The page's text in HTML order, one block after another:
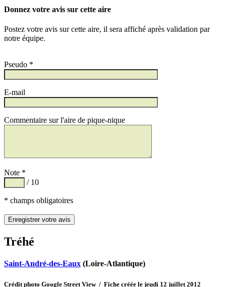
Donnez votre avis sur cette aire
Postez votre avis sur cette aire, il sera affiché après validation par
notre équipe.
Pseudo *
E-mail
Commentaire sur l'aire de pique-nique
Note *
/ 10
* champs obligatoires
Tréhé
Saint-André-des-Eaux (Loire-Atlantique)
Crédit photo Google Street View / Fiche créée le jeudi 12 juillet 2012